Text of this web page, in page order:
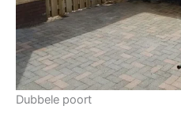
Dubbele poort